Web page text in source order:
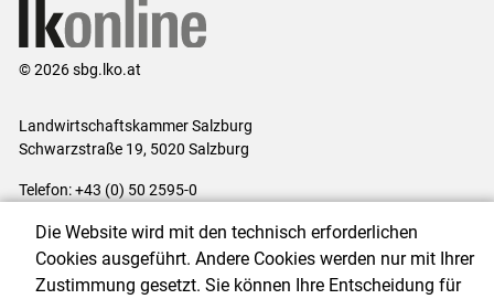
© 2026 sbg.lko.at
Landwirtschaftskammer Salzburg
Schwarzstraße 19, 5020 Salzburg
Telefon: +43 (0) 50 2595-0
Impressum|Kontakt|Datenschutzerklärung|Barrierefreiheit|
Cookie-Einstellungen
Die Website wird mit den technisch erforderlichen
Cookies ausgeführt. Andere Cookies werden nur mit Ihrer
Zustimmung gesetzt. Sie können Ihre Entscheidung für